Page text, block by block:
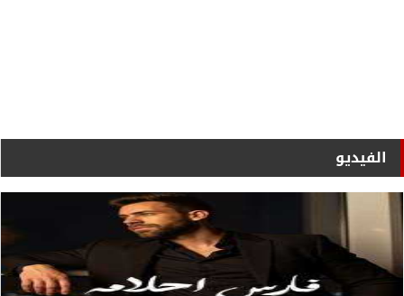
الفيديو